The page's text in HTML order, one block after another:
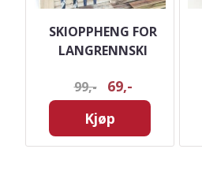
SKIOPPHENG FOR
LANGRENNSKI
99,-
69,-
Kjøp